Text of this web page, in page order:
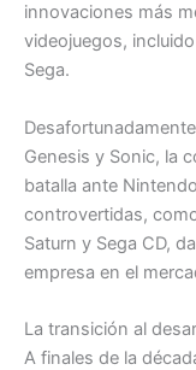
innovaciones más
videojuegos,
Sega.
Genesis y Sonic, la
batalla ante
controvertidas,
Saturn y Sega CD,
empresa en el
La transición al
A finales de la